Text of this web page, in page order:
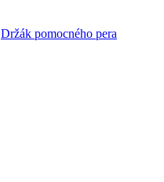
Držák pomocného pera